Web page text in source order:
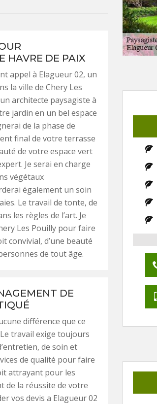
HAVRE DE PAIX
appel à Elagueur 02, un
la ville de Chery Les
architecte paysagiste à
jardin en un bel espace
de la phase de
final de votre terrasse
de votre espace vert
Je serai en charge
végétaux
également un soin
Le travail de tonte, de
les règles de l’art. Je
Les Pouilly pour faire
convivial, d’une beauté
de tout âge.
DE
différence que ce
travail exige toujours
de soin et
de qualité pour faire
attrayant pour les
de la réussite de votre
vos devis a Elagueur 02